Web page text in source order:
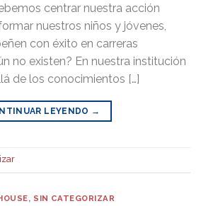
centrar nuestra acción
nuestros niños y jóvenes,
con éxito en carreras
no existen? En nuestra institución
de los conocimientos […]
LEYENDO →
, SIN CATEGORIZAR